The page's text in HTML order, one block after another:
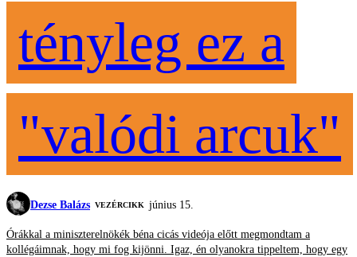
tényleg ez a
"valódi arcuk"
Dezse Balázs VEZÉRCIKK június 15.
Órákkal a miniszterelnökék béna cicás videója előtt megmondtam a
kollégáimnak, hogy mi fog kijönni. Igaz, én olyanokra tippeltem, hogy egy